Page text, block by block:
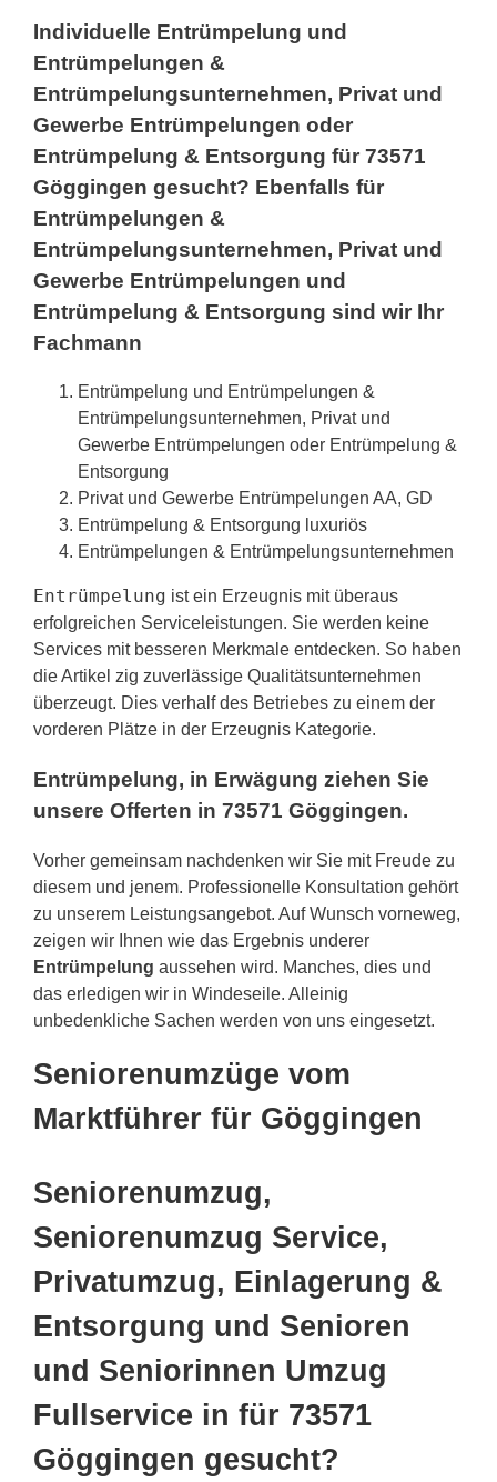
Individuelle Entrümpelung und
Entrümpelungen &
Entrümpelungsunternehmen, Privat und
Gewerbe Entrümpelungen oder
Entrümpelung & Entsorgung für 73571
Göggingen gesucht? Ebenfalls für
Entrümpelungen &
Entrümpelungsunternehmen, Privat und
Gewerbe Entrümpelungen und
Entrümpelung & Entsorgung sind wir Ihr
Fachmann
Entrümpelung und Entrümpelungen &
Entrümpelungsunternehmen, Privat und
Gewerbe Entrümpelungen oder Entrümpelung &
Entsorgung
Privat und Gewerbe Entrümpelungen AA, GD
Entrümpelung & Entsorgung luxuriös
Entrümpelungen & Entrümpelungsunternehmen
Entrümpelung ist ein Erzeugnis mit überaus
erfolgreichen Serviceleistungen. Sie werden keine
Services mit besseren Merkmale entdecken. So haben
die Artikel zig zuverlässige Qualitätsunternehmen
überzeugt. Dies verhalf des Betriebes zu einem der
vorderen Plätze in der Erzeugnis Kategorie.
Entrümpelung, in Erwägung ziehen Sie
unsere Offerten in 73571 Göggingen.
Vorher gemeinsam nachdenken wir Sie mit Freude zu
diesem und jenem. Professionelle Konsultation gehört
zu unserem Leistungsangebot. Auf Wunsch vorneweg,
zeigen wir Ihnen wie das Ergebnis underer
Entrümpelung aussehen wird. Manches, dies und
das erledigen wir in Windeseile. Alleinig
unbedenkliche Sachen werden von uns eingesetzt.
Seniorenumzüge vom
Marktführer für Göggingen
Seniorenumzug,
Seniorenumzug Service,
Privatumzug, Einlagerung &
Entsorgung und Senioren
und Seniorinnen Umzug
Fullservice in für 73571
Göggingen gesucht?